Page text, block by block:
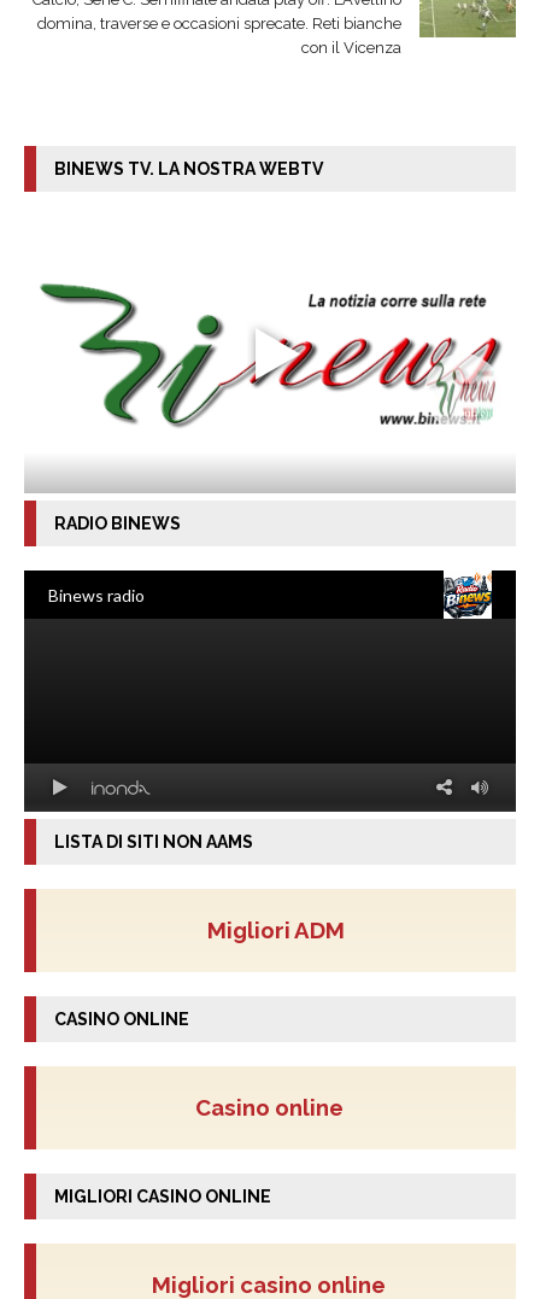
domina, traverse e occasioni sprecate. Reti bianche
con il Vicenza
BINEWS TV. LA NOSTRA WEBTV
RADIO BINEWS
LISTA DI SITI NON AAMS
Migliori ADM
CASINO ONLINE
Casino online
MIGLIORI CASINO ONLINE
Migliori casino online